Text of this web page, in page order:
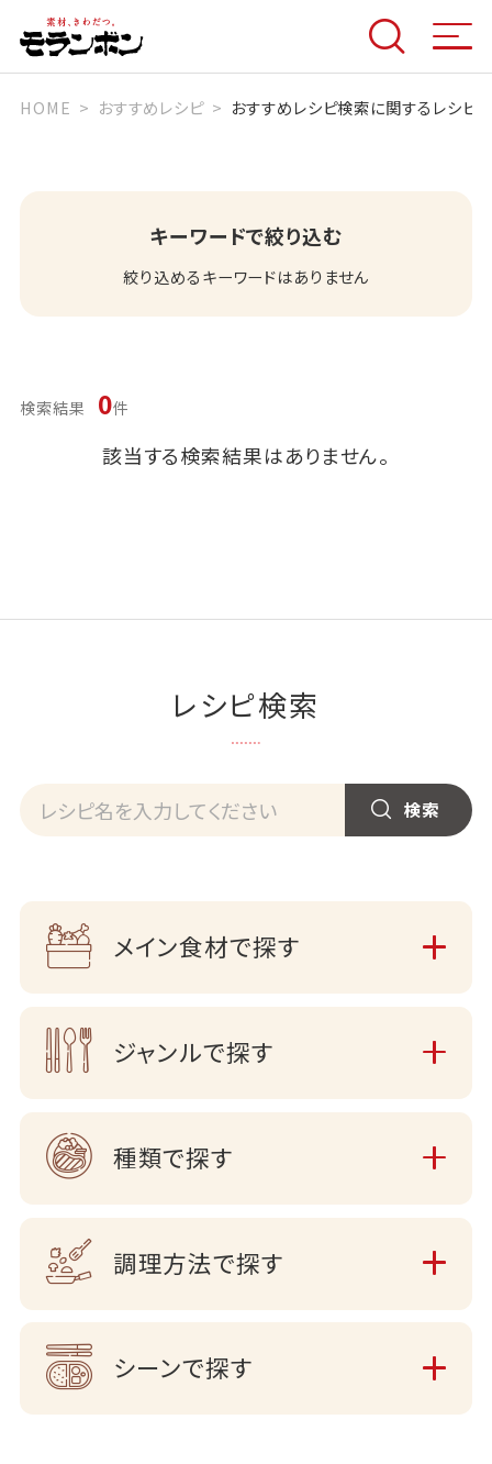
HOME おすすめレシピ おすすめレシピ検索に関するレシピ
キーワードで絞り込む
絞り込めるキーワードはありません
検索結果 0件
該当する検索結果はありません。
レシピ検索
メイン食材で探す
ジャンルで探す
種類で探す
調理方法で探す
シーンで探す